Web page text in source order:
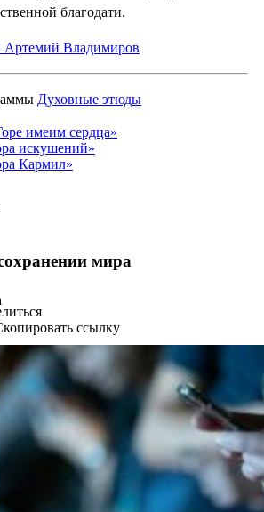
благодати.
Артемий Владимиров
Духовные этюды
имеим сердца»
искушений»
Кармил»
мира